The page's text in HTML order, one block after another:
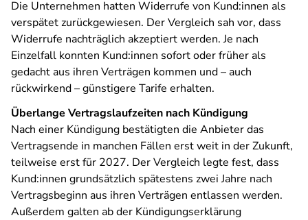
Die Unternehmen hatten Widerrufe von Kund:innen als
verspätet zurückgewiesen. Der Vergleich sah vor, dass
Widerrufe nachträglich akzeptiert werden. Je nach
Einzelfall konnten Kund:innen sofort oder früher als
gedacht aus ihren Verträgen kommen und – auch
rückwirkend – günstigere Tarife erhalten.
Überlange Vertragslaufzeiten nach Kündigung
Nach einer Kündigung bestätigten die Anbieter das
Vertragsende in manchen Fällen erst weit in der Zukunft,
teilweise erst für 2027. Der Vergleich legte fest, dass
Kund:innen grundsätzlich spätestens zwei Jahre nach
Vertragsbeginn aus ihren Verträgen entlassen werden.
Außerdem galten ab der Kündigungserklärung